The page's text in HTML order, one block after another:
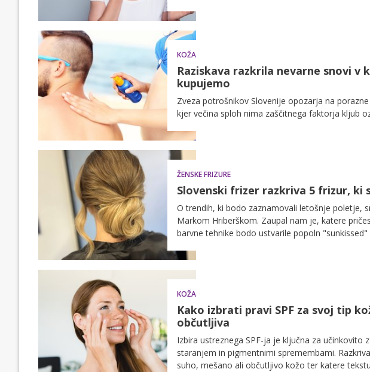
KOŽA
Raziskava razkrila nevarne snovi v
kupujemo
Zveza potrošnikov Slovenije opozarja na
kjer večina sploh nima zaščitnega faktorja kljub
ŽENSKE FRIZURE
Slovenski frizer razkriva 5 frizur,
O trendih, ki bodo zaznamovali letošnje poletje,
Markom Hriberškom. Zaupal nam je, katere
barvne tehnike bodo ustvarile popoln
KOŽA
Kako izbrati pravi SPF za svoj tip
občutljiva
Izbira ustreznega SPF-ja je ključna za učinkovito
staranjem in pigmentnimi spremembami.
suho, mešano ali občutljivo kožo ter katere